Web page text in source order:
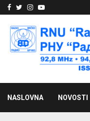
Facebook
Twitter
Instagram
Youtube
NASLOVNA NOVOSTI